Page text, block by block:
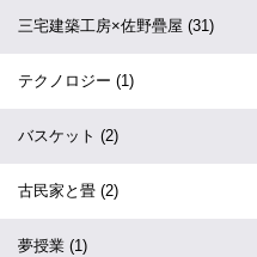
三宅建築工房×佐野疊屋 (31)
テクノロジー (1)
バスケット (2)
古民家と畳 (2)
夢授業 (1)